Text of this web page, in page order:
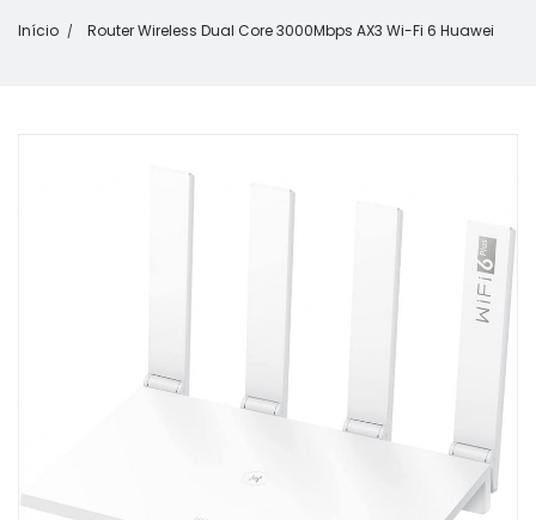
Início Router Wireless Dual Core 3000Mbps AX3 Wi-Fi 6 Huawei